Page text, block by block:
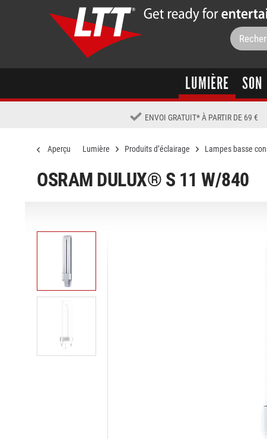
LUMIÈRE SON
ENVOI GRATUIT* À PARTIR DE 69 €
Aperçu Lumière Produits d’éclairage Lampes basse
OSRAM DULUX® S 11 W/840